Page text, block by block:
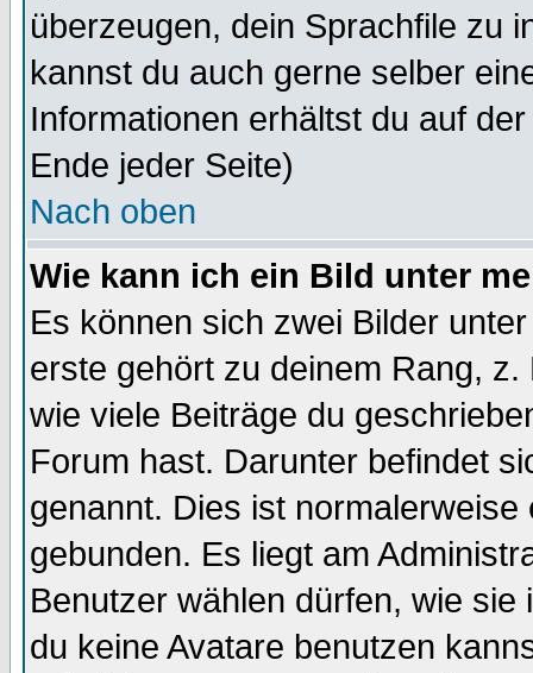
überzeugen, dein Sprachfile zu
kannst du auch gerne selber
Informationen erhältst du auf
Ende jeder Seite)
Nach oben
Wie kann ich ein Bild unter
Es können sich zwei Bilder
erste gehört zu deinem Rang,
wie viele Beiträge du
Forum hast. Darunter befindet
genannt. Dies ist
gebunden. Es liegt am
Benutzer wählen dürfen, wie
du keine Avatare benutzen